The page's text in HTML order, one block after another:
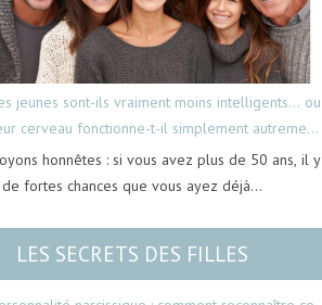
jeunes sont-ils vraiment moins intelligents… ou
cerveau fonctionne-t-il simplement autrement
honnêtes : si vous avez plus de 50 ans, il y
de fortes chances que vous ayez déjà…
LES SECRETS DES FILLES